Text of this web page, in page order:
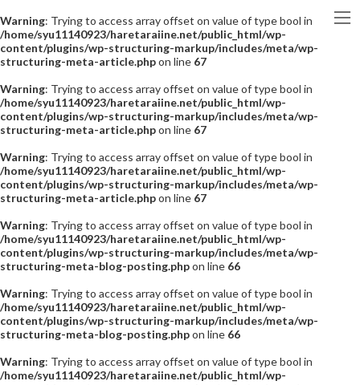
Warning: Trying to access array offset on value of type bool in
/home/syu11140923/haretaraiine.net/public_html/wp-
content/plugins/wp-structuring-markup/includes/meta/wp-
structuring-meta-article.phpon line 67
Warning: Trying to access array offset on value of type bool in
/home/syu11140923/haretaraiine.net/public_html/wp-
content/plugins/wp-structuring-markup/includes/meta/wp-
structuring-meta-article.phpon line 67
Warning: Trying to access array offset on value of type bool in
/home/syu11140923/haretaraiine.net/public_html/wp-
content/plugins/wp-structuring-markup/includes/meta/wp-
structuring-meta-article.phpon line 67
Warning: Trying to access array offset on value of type bool in
/home/syu11140923/haretaraiine.net/public_html/wp-
content/plugins/wp-structuring-markup/includes/meta/wp-
structuring-meta-blog-posting.phpon line 66
Warning: Trying to access array offset on value of type bool in
/home/syu11140923/haretaraiine.net/public_html/wp-
content/plugins/wp-structuring-markup/includes/meta/wp-
structuring-meta-blog-posting.phpon line 66
Warning: Trying to access array offset on value of type bool in
/home/syu11140923/haretaraiine.net/public_html/wp-